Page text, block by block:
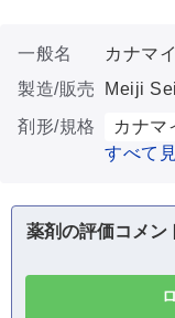
一般名
カナマ
製造/販売
Meiji
剤形/規格
カナマ
すべて
薬剤の評価コメン